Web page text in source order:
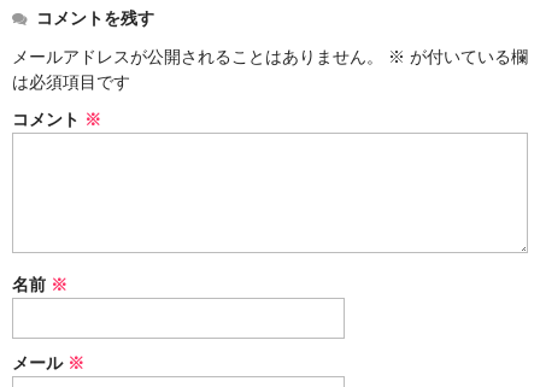
e
b
o
er
コメントを残す
メールアドレスが公開されることはありません。
※ が付いている欄
は必須項目です
コメント ※
名前 ※
メール ※